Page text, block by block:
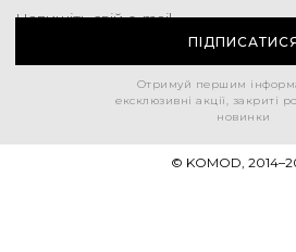
Напишіть свій e-mail
Отримуй першим
ексклюзивні акції, закриті
новинки
© KOMOD, 2014–